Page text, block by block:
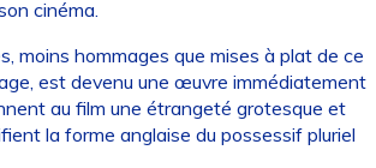
cinéma.
moins hommages que mises à plat de ce
est devenu une œuvre immédiatement
au film une étrangeté grotesque et
la forme anglaise du possessif pluriel